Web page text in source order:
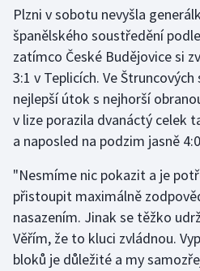
Gymnastika
Házená
Jezdectví
Judo
Krasobruslení
Lezení
Lyže a snowboard
Plzni v sobotu nevyšla
španělského soustředění
zatímco České Budějovice si
3:1 v Teplicích. Ve
nejlepší útok s nejhorší
v lize porazila dvanáctý celek
a naposled na podzim jasně
"Nesmíme nic pokazit a je
přistoupit maximálně
nasazením. Jinak se těžko
Věřím, že to kluci zvládnou.
bloků je důležité a my